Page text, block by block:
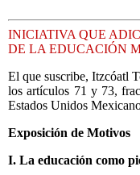
INICIATIVA QUE
DE LA EDUCACIÓN
El que suscribe, Itzcóatl
los artículos 71 y 73,
Estados Unidos
Exposición de Motivos
I. La educación como